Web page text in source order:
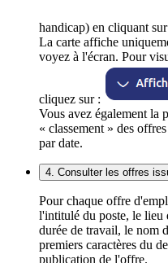
handicap) en cliquant
La carte affiche
voyez à l'écran. Pour
cliquez sur :
Vous avez également la
« classement » des
par date.
4. Consulter les offres
Pour chaque offre
l'intitulé du poste, le lieu
durée de travail, le nom
premiers caractères du
publication de l'offre.